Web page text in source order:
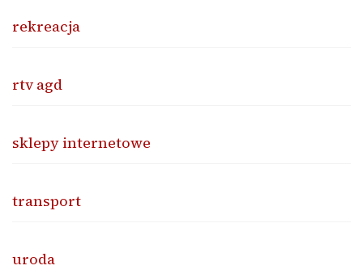
rekreacja
rtv agd
sklepy internetowe
transport
uroda